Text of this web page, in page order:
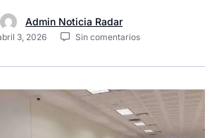
Admin Noticia Radar
3, 2026 Sin comentarios